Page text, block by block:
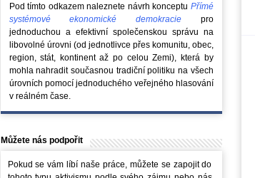
Pod tímto odkazem naleznete návrh konceptu Přímé
systémové ekonomické demokracie pro
jednoduchou a efektivní společenskou správu na
libovolné úrovni (od jednotlivce přes komunitu, obec,
region, stát, kontinent až po celou Zemi), která by
mohla nahradit současnou tradiční politiku na všech
úrovních pomocí jednoduchého veřejného hlasování
v reálném čase.
Můžete nás podpořit
Pokud se vám líbí naše práce, můžete se zapojit do